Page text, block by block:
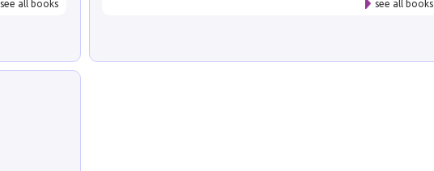
see all books see all books